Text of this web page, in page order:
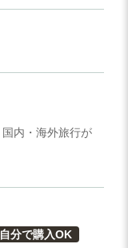
内・海外旅行が
自分で購入OK